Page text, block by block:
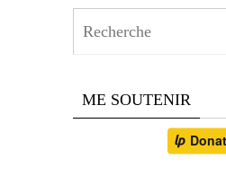
ME SOUTENIR